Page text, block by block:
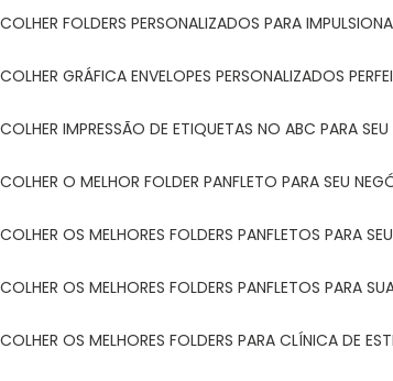
FOLDERS PERSONALIZADOS PARA
GRÁFICA ENVELOPES PERSONALIZADOS
IMPRESSÃO DE ETIQUETAS NO ABC PARA
O MELHOR FOLDER PANFLETO PARA SEU
OS MELHORES FOLDERS PANFLETOS PARA
OS MELHORES FOLDERS PANFLETOS PARA
OS MELHORES FOLDERS PARA CLÍNICA DE